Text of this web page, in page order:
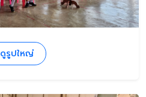
ดูรูปใหญ่